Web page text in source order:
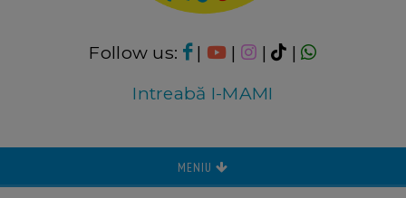
Follow us: | | |
|
Intreabă I-MAMI
MENIU